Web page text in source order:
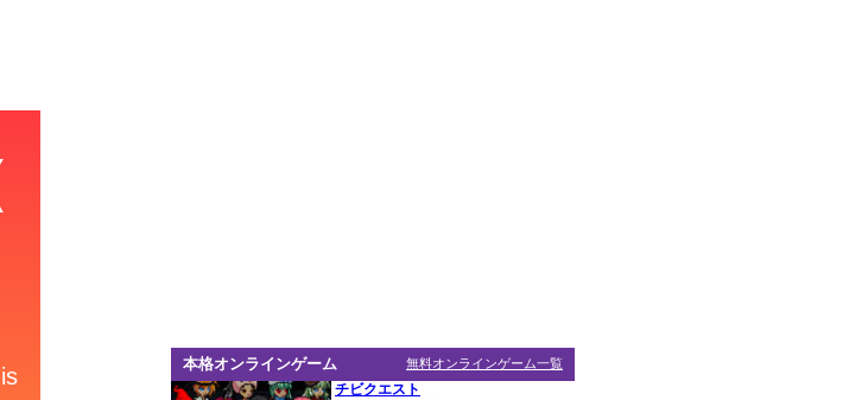
無料オンラインゲーム一覧
本格オンラインゲーム
チビクエスト